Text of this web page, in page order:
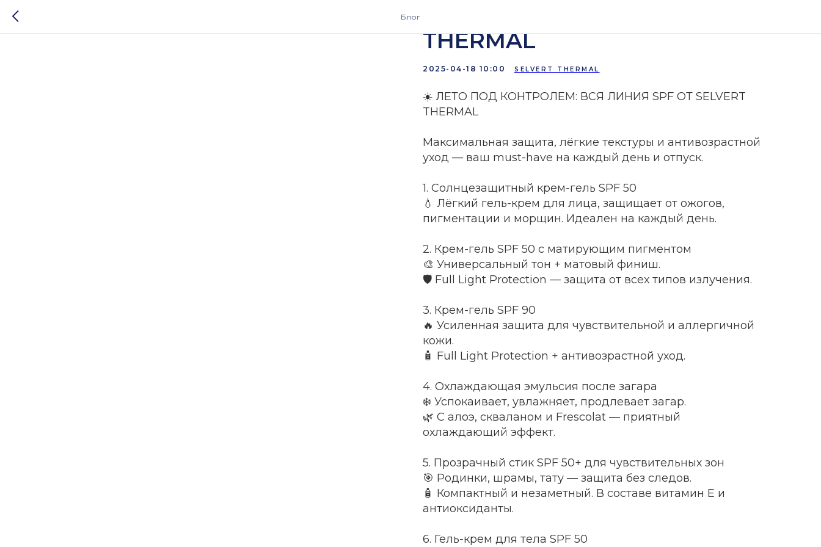
Блог
THERMAL
2025-04-18 10:00 SELVERT THERMAL
☀️ ЛЕТО ПОД КОНТРОЛЕМ: ВСЯ ЛИНИЯ SPF ОТ SELVERT
THERMAL
Максимальная защита, лёгкие текстуры и антивозрастной
уход — ваш must-have на каждый день и отпуск.
1. Солнцезащитный крем-гель SPF 50
💧 Лёгкий гель-крем для лица, защищает от ожогов,
пигментации и морщин. Идеален на каждый день.
2. Крем-гель SPF 50 с матирующим пигментом
🎨 Универсальный тон + матовый финиш.
🛡 Full Light Protection — защита от всех типов излучения.
3. Крем-гель SPF 90
🔥 Усиленная защита для чувствительной и аллергичной
кожи.
🧴 Full Light Protection + антивозрастной уход.
4. Охлаждающая эмульсия после загара
❄️ Успокаивает, увлажняет, продлевает загар.
🌿 С алоэ, скваланом и Frescolat — приятный
охлаждающий эффект.
5. Прозрачный стик SPF 50+ для чувствительных зон
🎯 Родинки, шрамы, тату — защита без следов.
🧴 Компактный и незаметный. В составе витамин E и
антиоксиданты.
6. Гель-крем для тела SPF 50